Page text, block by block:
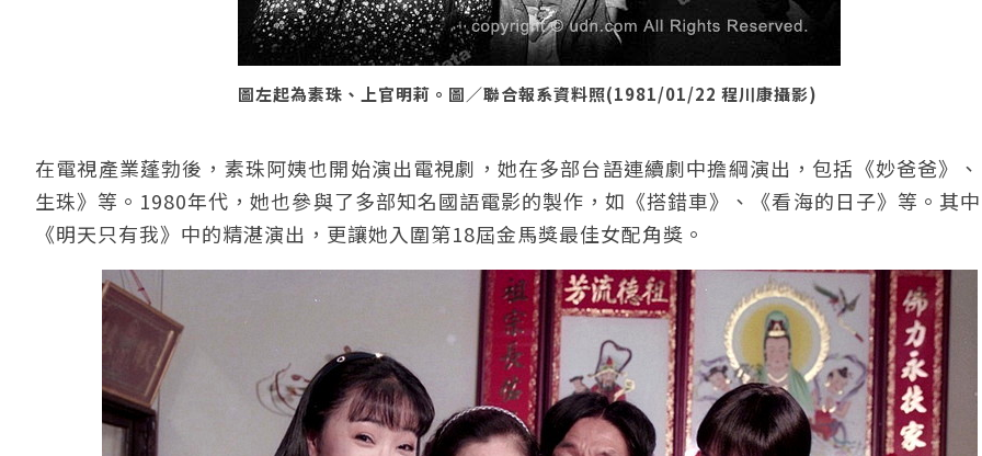
圖左起為素珠、上官明莉。圖／聯合報系資料照(1981/01/22 程川康攝影)
在電視產業蓬勃後，素珠阿姨也開始演出電視劇，她在多部台語連續劇中擔綱演出，包括《妙爸爸》
生珠》等。1980年代，她也參與了多部知名國語電影的製作，如《搭錯車》、《看海的日子》等。其
《明天只有我》中的精湛演出，更讓她入圍第18屆金馬獎最佳女配角獎。